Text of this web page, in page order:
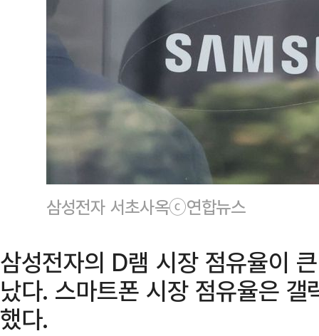
삼성전자 서초사옥ⓒ연합뉴스
삼성전자의 D램 시장 점유율이
났다. 스마트폰 시장 점유율은
했다.